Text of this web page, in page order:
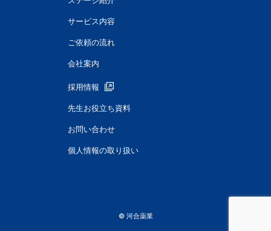
サービス内容
ご依頼の流れ
会社案内
採用情報
先生お役立ち資料
お問い合わせ
個人情報の取り扱い
© 河合薬業